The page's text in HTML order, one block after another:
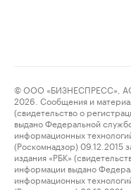
© ООО «БИЗНЕСПРЕСС»,
2026. Сообщения и
(свидетельство о
выдано Федеральной
информационных
(Роскомнадзор)
издания «РБК»
информации выдано
информационных